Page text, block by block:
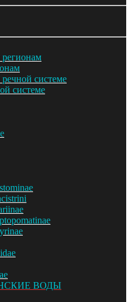
системе
системе
ВОДЫ